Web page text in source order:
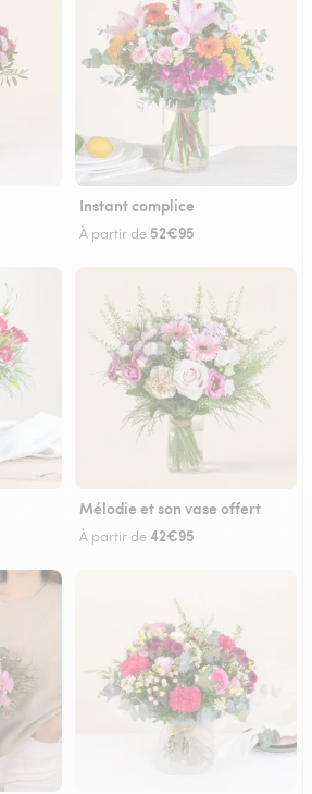
Instant complice
À partir de 52€95
Mélodie et son vase offert
À partir de42€95